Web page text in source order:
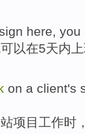
here, you
可以在5天内
on a client's
项目 工作时